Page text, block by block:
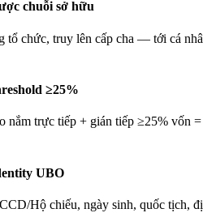
chuỗi sở hữu
tổ chức, truy lên cấp cha — tới cá
≥25%
nắm trực tiếp + gián tiếp ≥25% vốn
UBO
Hộ chiếu, ngày sinh, quốc tịch,